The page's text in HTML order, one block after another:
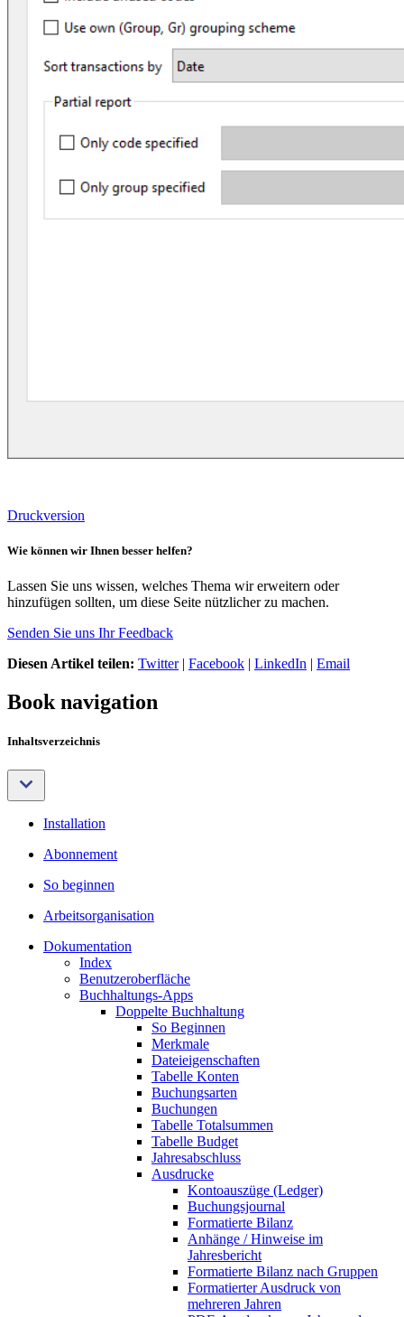
Druckversion
Wie können wir Ihnen besser helfen?
Lassen Sie uns wissen, welches Thema wir erweitern oder
hinzufügen sollten, um diese Seite nützlicher zu machen.
Senden Sie uns Ihr Feedback
Diesen Artikel teilen: Twitter| Facebook | LinkedIn | Email
Book navigation
Inhaltsverzeichnis
Installation
Abonnement
So beginnen
Arbeitsorganisation
Dokumentation
Index
Benutzeroberfläche
Buchhaltungs-Apps
Doppelte Buchhaltung
So Beginnen
Merkmale
Dateieigenschaften
Tabelle Konten
Buchungsarten
Buchungen
Tabelle Totalsummen
Tabelle Budget
Jahresabschluss
Ausdrucke
Kontoauszüge (Ledger)
Buchungsjournal
Formatierte Bilanz
Anhänge / Hinweise im
Jahresbericht
Formatierte Bilanz nach Gruppen
Formatierter Ausdruck von
mehreren Jahren